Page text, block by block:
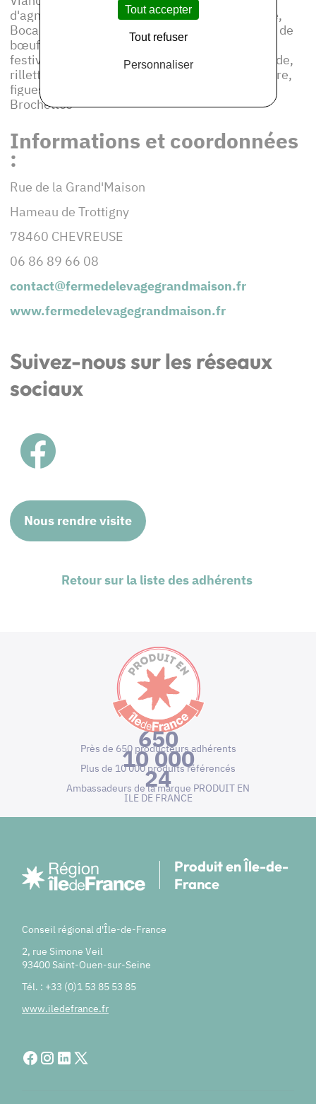
d'agneau, de brebis, de volaille, Volaille entière,
Bocaux de plats préparés : bolognaise, fondant de
bœuf à la bière, blanquette de veau, poularde
festive, poularde à la crème, rillettes de poularde,
rillettes de boeuf, saucisson sec de boeuf (nature,
figues et noix, etc.), Chipolatas, Merguez,
Brochettes
Informations et coordonnées
:
Rue de la Grand'Maison
Hameau de Trottigny
78460 CHEVREUSE
06 86 89 66 08
contact@fermedelevagegrandmaison.fr
www.fermedelevagegrandmaison.fr
Suivez-nous sur les réseaux
sociaux
Nous rendre visite
Retour sur la liste des adhérents
650
Près de 650 producteurs adhérents
10 000
Plus de 10 000 produits référencés
24
Ambassadeurs de la marque PRODUIT EN
ILE DE FRANCE
Produit en Île-de-
France
Conseil régional d'Île-de-France
2, rue Simone Veil
93400 Saint-Ouen-sur-Seine
Tél. : +33 (0)1 53 85 53 85
www.iledefrance.fr
Tout accepter
Tout refuser
Personnaliser